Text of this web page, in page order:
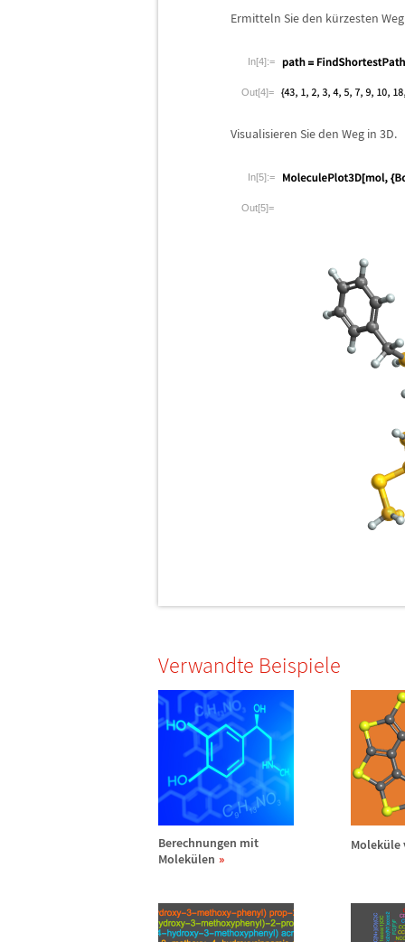
Ermitteln Sie den kürzesten
In[4]:=
Out[4]=
Visualisieren Sie den Weg in 3D.
In[5]:=
Out[5]=
Verwandte Beispiele
Berechnungen mit
Molekülen
Moleküle